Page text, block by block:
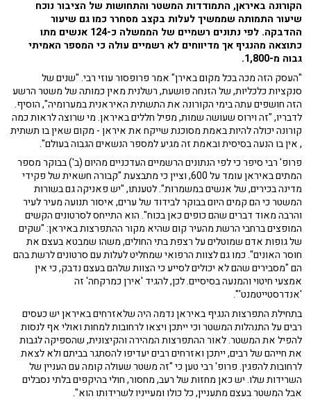
הקורונה באיראן, התמודדות המשטר והתחושות של הציבור נוכח
שיעור התמותה שממשיך לעלות בקצב מסחרר כמו גם שיעור
ההדבקה. לפי נתונים רשמיים של הממשלה כ-124 אנשים מתו
כתוצאה מהנגיף אך מדיווחים לא רשמיים עולה כי המספר האמיתי
גבוה מ-1,800.
"העסק הזה מכה בכל מקום באירן" אמר פרופסור עוזי רבי. "שנים של
סנקציות כלכליות, של הזנחה פושעת, רשלנית מאין כמותה של משטר הרשע
הזה חושפים עתה בימי הקורונה את התשתית האיראנית במערומיה", הוסיף.
לדבריו, "זה וירוס שעושה שמות, מפיל חללים באיראן. מי שרוצה לראות כמה
קורונה יכולה להיות באמת מסוכנת שייקח את איראן - מקום שאין בו תשתית
, אין בו הנעה בסיסית ובאמת זה מגיע למספר הנשאים הגבוה בעולם".
פרופ' רבי סיפר כי לפי הנתונים הרשמיים העדכניים מהיום (ב') בבוקר מספר
המתים באיראן עומד על 600, וציין כי מתבצעת "קבורה חשאית של פקידי
מדינה בכירים, של אנשים במשמרות". לטענתו, "יש פאניקה גם בשורות
המשטר כי הם קמים היום בבוקר לבידוד של ערים, איסור תנועה מעיר לעיר
והרבה מאוד דברים שהם כופים כאן בכוח". הוא התייחס לסרטונים הקשים
המופצים ברחבי הרשת מהעיר קום שהיא מקור ההתפרצות באיראן: "שקים
של גופות אדם שמוטלים על רצפת בתי החולים, משהו שמבטא בעצם את
חוסר האונים". כמו גם לצוות הרפואי שמחליט לעלות עם סרטונים לרשת בהם
הם "מסבירים שהם לא יכולים לסייע כי הצוות שלהם בעצם נדבק, כי אין
אמצעי חיטוי והמנעה בסיסיים. לכן, להגיד 'אירן כמרקחה' זה
'אנדרסטייטמנט'".
בתחילת התפרצות הנגיף באיראן נדמה היה שלאזרחים באיראן יש כעסים
רבים על התנהלות המשטר וכי ייתכן ויצאו לרחובות למחות ואולי אף לנסות
להפיל את המשטר. לאור ההתפרצות המהירה והקיצונית, שהספיקה לגבות
את חייהם של רבים, ייתכן ואזרחים רבים יעדיפו להסתגר בביתם ולא לצאת
לרחובות להפגין. פרופ' רבי טען כי "זה משטר שעולה קומה עם העניין של
השרידות שלו. יש כאן מחזות של רעב, מחסור, חולי בהיקפים בלתי נסבלים
אבל המשטר בעצם מתעניין, כל כולו ומעייניו לשרידותו הוא".